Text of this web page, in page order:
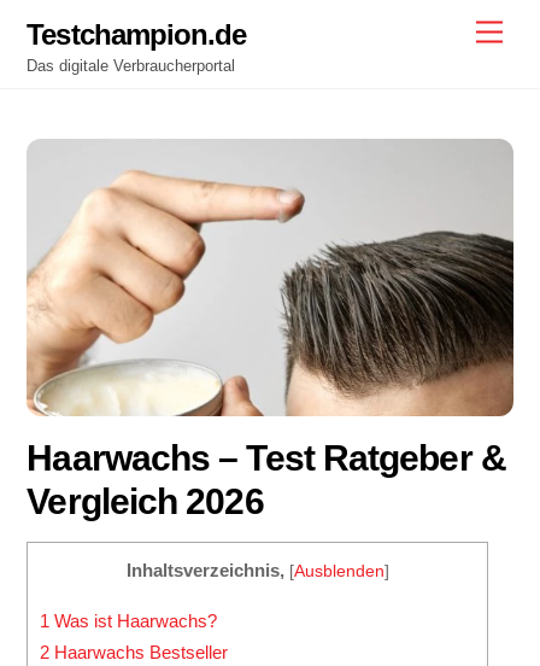
content
Testchampion.de
Das digitale Verbraucherportal
Haarwachs– Test Ratgeber &
Vergleich 2026
Inhaltsverzeichnis, [Ausblenden]
1 Was ist Haarwachs?
2 Haarwachs Bestseller